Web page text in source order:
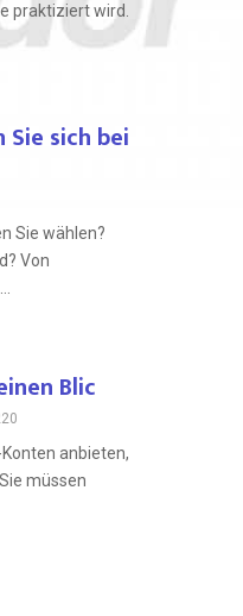
praktiziert wird.
sich bei
Sie wählen?
Von
Blic
anbieten,
müssen